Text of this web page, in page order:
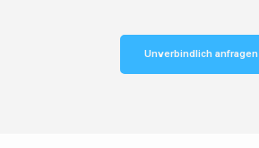
Unverbindlich anfragen